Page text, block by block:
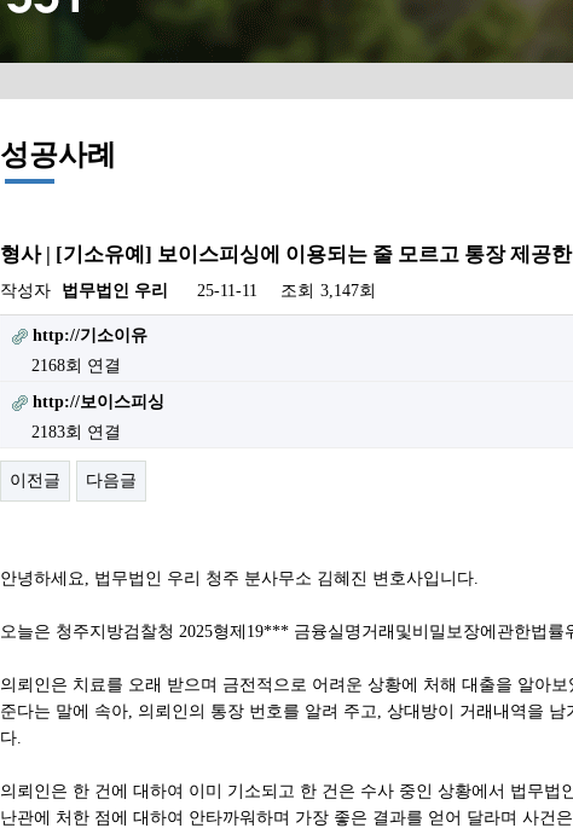
성공사례
형사 | [기소유예] 보이스피싱에 이용되는 줄 모르고 통장 제공
작성자 법무법인 우리 25-11-11 조회 3,147회
http://기소이유
2168회 연결
http://보이스피싱
2183회 연결
이전글 다음글
안녕하세요, 법무법인 우리 청주 분사무소 김혜진 변호사입니다.
오늘은 청주지방검찰청 2025형제19*** 금융실명거래및비밀보장에관한법
의뢰인은 치료를 오래 받으며 금전적으로 어려운 상황에 처해 대출을 알아
준다는 말에 속아, 의뢰인의 통장 번호를 알려 주고, 상대방이 거래내역을
다.
의뢰인은 한 건에 대하여 이미 기소되고 한 건은 수사 중인 상황에서 법무
난관에 처한 점에 대하여 안타까워하며 가장 좋은 결과를 얻어 달라며 사건